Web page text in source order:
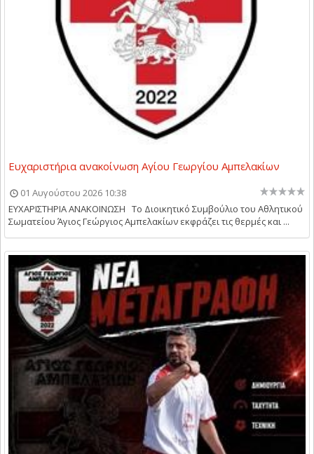
Ευχαριστήρια ανακοίνωση Αγίου Γεωργίου Αμπελακίων
01 Αυγούστου 2026 10:38
ΕΥΧΑΡΙΣΤΗΡΙΑ ΑΝΑΚΟΙΝΩΣΗ Το Διοικητικό Συμβούλιο του Αθλητικού
Σωματείου Άγιος Γεώργιος Αμπελακίων εκφράζει τις θερμές και ...